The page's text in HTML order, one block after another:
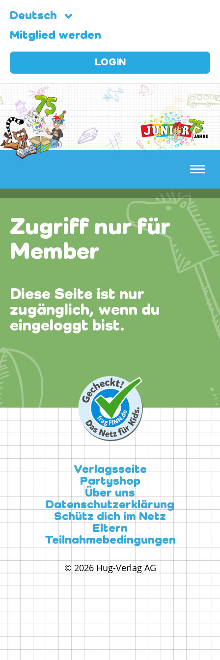
Deutsch
Mitglied werden
LOGIN
Zugriff nur für
Member
Diese Seite ist nur
zugänglich, wenn du
eingeloggt bist.
Verlagsseite
Partyshop
Über uns
Datenschutzerklärung
Schütz dich im Netz
Eltern
Teilnahmebedingungen
© 2026 Hug-Verlag AG